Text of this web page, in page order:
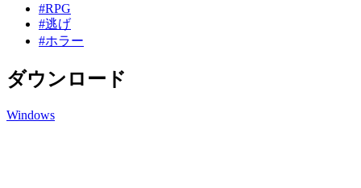
#RPG
#逃げ
#ホラー
ダウンロード
Windows